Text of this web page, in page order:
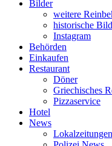
Bilder
weitere
historische
Instagram
Behörden
Einkaufen
Restaurant
Döner
Griechisches
Pizzaservice
Hotel
News
Lokalzeitungen